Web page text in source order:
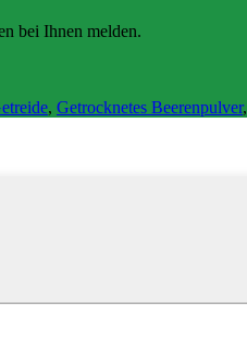
bei Ihnen melden.
, Getrocknetes Beerenpulver,